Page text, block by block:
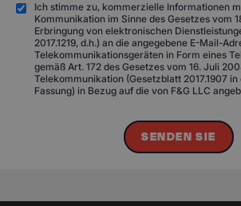
Ich stimme zu, kommerzielle Informationen
Kommunikation im Sinne des Gesetzes vom
Erbringung von elektronischen
2017.1219, d.h.) an die angegebene E-Mail-
Telekommunikationsgeräten in Form eines
gemäß Art. 172 des Gesetzes vom 16. Juli
Telekommunikation (Gesetzblatt 2017.1907
Fassung) in Bezug auf die von F&G LLC
SENDEN SIE